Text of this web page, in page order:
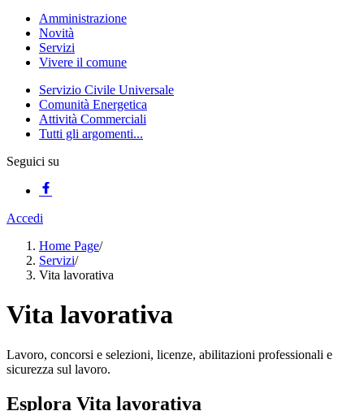
Amministrazione
Novità
Servizi
Vivere il comune
Servizio Civile Universale
Comunità Energetica
Attività Commerciali
Tutti gli argomenti...
Seguici su
Accedi
Home Page/
Servizi/
Vita lavorativa
Vita lavorativa
Lavoro, concorsi e selezioni, licenze, abilitazioni professionali e
sicurezza sul lavoro.
Esplora Vita lavorativa